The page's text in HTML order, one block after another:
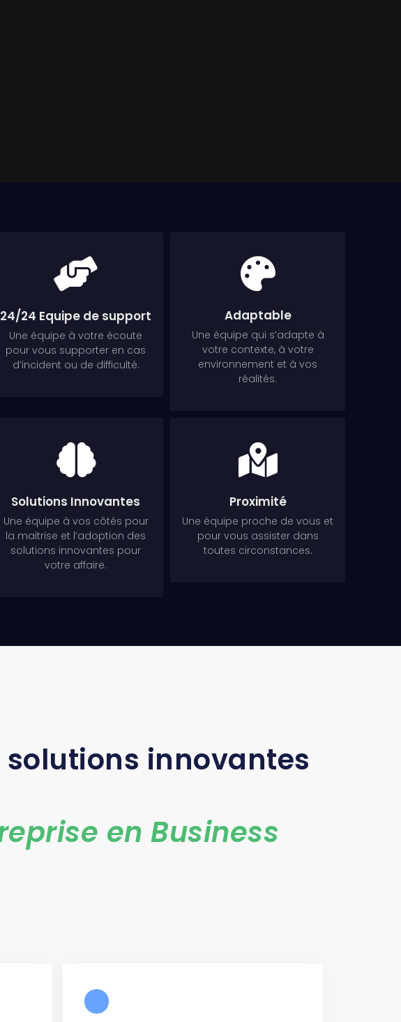
24/24 Equipe de support
Une équipe à votre écoute
pour vous supporter en cas
d’incident ou de difficulté.
Adaptable
Une équipe qui s’adapte à
votre contexte, à votre
environnement et à vos
réalités.
Solutions Innovantes
Une équipe à vos côtés pour
la maitrise et l’adoption des
solutions innovantes pour
votre affaire.
Proximité
Une équipe proche de vous et
pour vous assister dans
toutes circonstances.
innovantes
en Business